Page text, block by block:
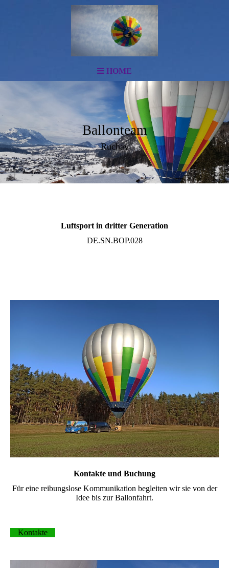
HOME
Ballonteam
Ruchay
Luftsport in dritter Generation
DE.SN.BOP.028
Kontakte und Buchung
Für eine reibungslose Kommunikation begleiten wir sie von der
Idee bis zur Ballonfahrt.
Kontakte